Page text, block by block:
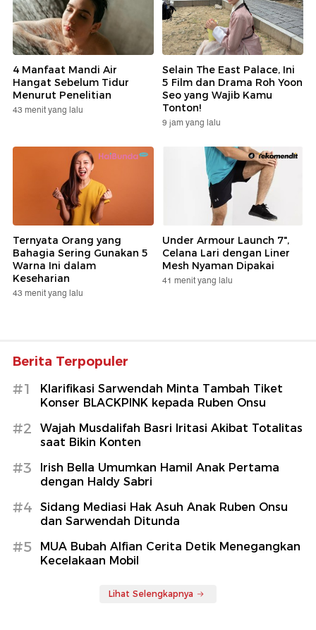
4 Manfaat Mandi Air
Hangat Sebelum Tidur
Menurut Penelitian
43 menit yang lalu
Selain The East Palace, Ini
5 Film dan Drama Roh Yoon
Seo yang Wajib Kamu
Tonton!
9 jam yang lalu
Ternyata Orang yang
Bahagia Sering Gunakan 5
Warna Ini dalam
Keseharian
43 menit yang lalu
Under Armour Launch 7",
Celana Lari dengan Liner
Mesh Nyaman Dipakai
41 menit yang lalu
Berita Terpopuler
#1
Klarifikasi Sarwendah Minta Tambah Tiket
Konser BLACKPINK kepada Ruben Onsu
#2
Wajah Musdalifah Basri Iritasi Akibat Totalitas
saat Bikin Konten
#3
Irish Bella Umumkan Hamil Anak Pertama
dengan Haldy Sabri
#4
Sidang Mediasi Hak Asuh Anak Ruben Onsu
dan Sarwendah Ditunda
#5
MUA Bubah Alfian Cerita Detik Menegangkan
Kecelakaan Mobil
Lihat Selengkapnya